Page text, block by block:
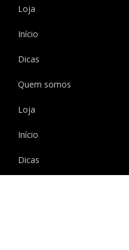
Loja
Início
Dicas
Quem somos
Loja
Início
Dicas